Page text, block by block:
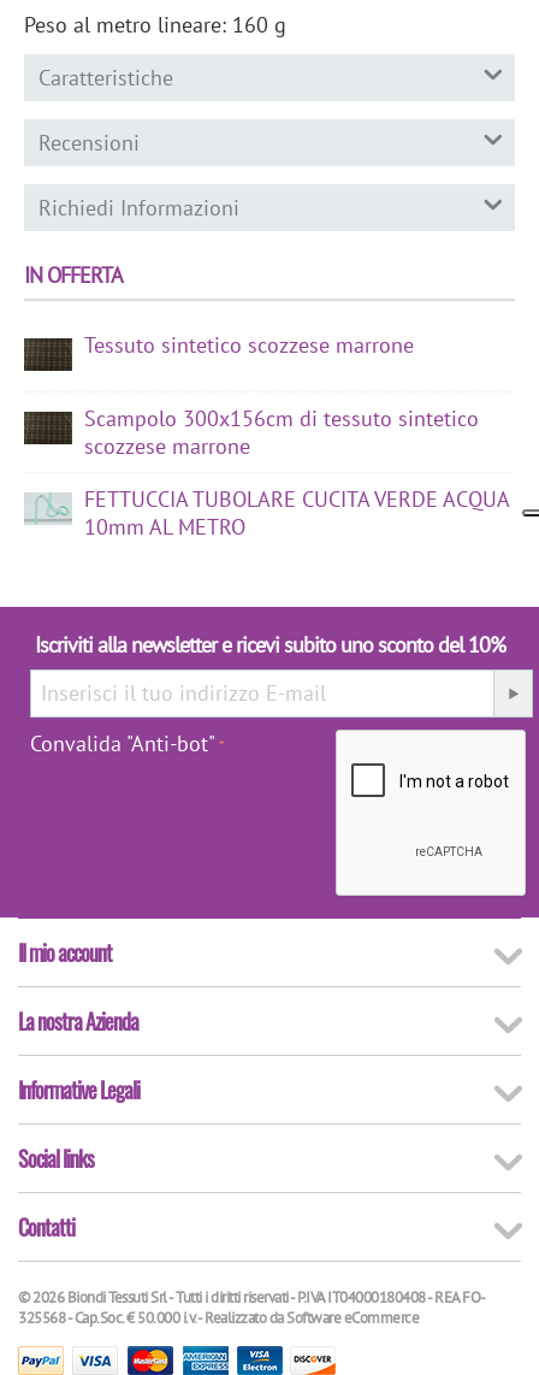
Peso al metro lineare: 160 g
Caratteristiche
Recensioni
Richiedi Informazioni
IN OFFERTA
Tessuto sintetico scozzese marrone
Scampolo 300x156cm di tessuto sintetico
scozzese marrone
FETTUCCIA TUBOLARE CUCITA VERDE ACQUA
10mm AL METRO
Iscriviti alla newsletter e ricevi subito uno sconto del 10%
Convalida "Anti-bot"
Il mio account
La nostra Azienda
Informative Legali
Social links
Contatti
© 2026 Biondi Tessuti Srl - Tutti i diritti riservati - P.IVA IT04000180408 - REA FO-
325568 - Cap.Soc. € 50.000 i.v. - Realizzato daSoftware eCommerce